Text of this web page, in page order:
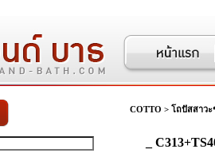
COTTO > โถปัสสาวะ
_